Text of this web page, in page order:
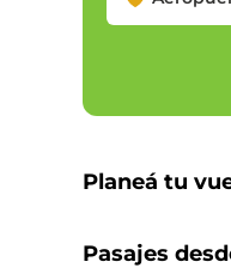
Planeá tu
Pasajes